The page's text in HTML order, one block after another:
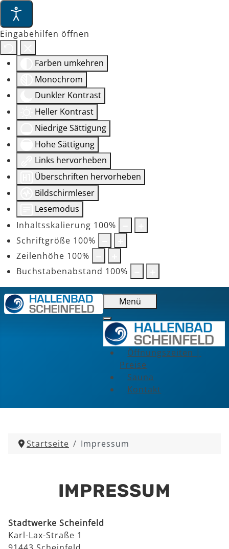
Eingabehilfen öffnen
Farben umkehren
Monochrom
Dunkler Kontrast
Heller Kontrast
Niedrige Sättigung
Hohe Sättigung
Links hervorheben
Überschriften hervorheben
Bildschirmleser
Lesemodus
Inhaltsskalierung 100%
Schriftgröße 100%
Zeilenhöhe 100%
Buchstabenabstand 100%
Menü
Öffnungszeiten |
Preise
Sauna
Kontakt
Startseite Impressum
IMPRESSUM
Stadtwerke Scheinfeld
Karl-Lax-Straße 1